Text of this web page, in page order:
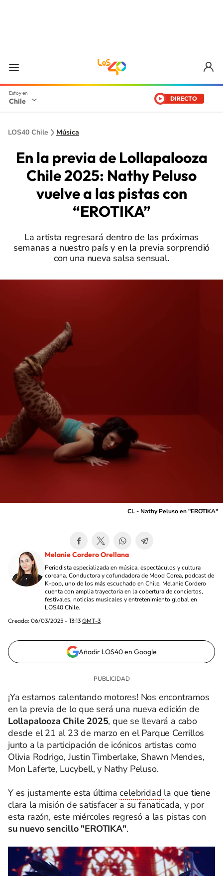
Chile DIRECTO
LOS40 Chile Música
En la previa de Lollapalooza
Chile 2025: Nathy Peluso
vuelve a las pistas con
“EROTIKA”
La artista regresará dentro de las próximas
semanas a nuestro país y en la previa sorprendió
con una nueva salsa sensual.
CL - Nathy Peluso en "EROTIKA"
Melanie Cordero Orellana
Periodista especializada en música, espectáculos y cultura
coreana. Conductora y cofundadora de Mood Corea, podcast de
K-pop, uno de los más escuchado en Chile. Melanie Cordero
cuenta con amplia trayectoria en la cobertura de conciertos,
festivales, noticias musicales y entretenimiento global en
LOS40 Chile.
Creada: 06/03/2025 - 13:13 GMT-3
Añadir LOS40 en Google
¡Ya estamos calentando motores! Nos encontramos
en la previa de lo que será una nueva edición de
Lollapalooza Chile 2025, que se llevará a cabo
desde el 21 al 23 de marzo en el Parque Cerrillos
junto a la participación de icónicos artistas como
Olivia Rodrigo, Justin Timberlake, Shawn Mendes,
Mon Laferte, Lucybell, y Nathy Peluso.
Y es justamente esta últimacelebridad la que tiene
clara la misión de satisfacer a su fanaticada, y por
esta razón, este miércoles regresó a las pistas con
su nuevo sencillo "EROTIKA".